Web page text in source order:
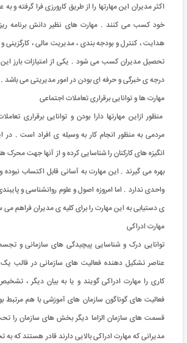
اکثر مدیران این مهارتها را از طریق کارورزی فرا گرفته و
خود کسب می کنند . مهارت های نظیر دانش برنامه
هدایت ، کنترل و بودجه بندی ، مدیریت مالی ، کارگزینی
تحصیل مدیران کسب می شود . یکی از امتیازات بارز این
درجه ی خبرگی و حرفه ای بودن در امور مدیریتی می باشد .
مهارت ها و توانایی برقراری تعاملات اجتماعی
منظور ازاین مهارتها دارا بودن و توانایی برقراری
مردمی به منظور انجام کار به وسیله ی افراد است . در
انگیزه های کارکنان را شناسایی کرده و از آنها جهت
بهره می گیرند . این مهارت به آسانی قابل اکتساب
واحدی ندارد . اما امروزه اصول و علوم روانشناسی و
ی دستیابی به این مهارت را برای کلیه ی مدیران فراهم می
مهارت ادراکی
توانایی درک و شناسایی پیچیدگی های سازمانی و
عناصر تشکیل دهنده فعالیت های سازمانی در قالب
کاری را مهارت ادراکی گویند و یا به بیان دیگر ،
فعالیت های گوناگون سازمان های آموزشی با هم مرتبط
قسمت های سازمان الزاما دیگر بخش های سازمان را
مدیرانی که مهارت ادراکی بالایی دارند قادر هستند که